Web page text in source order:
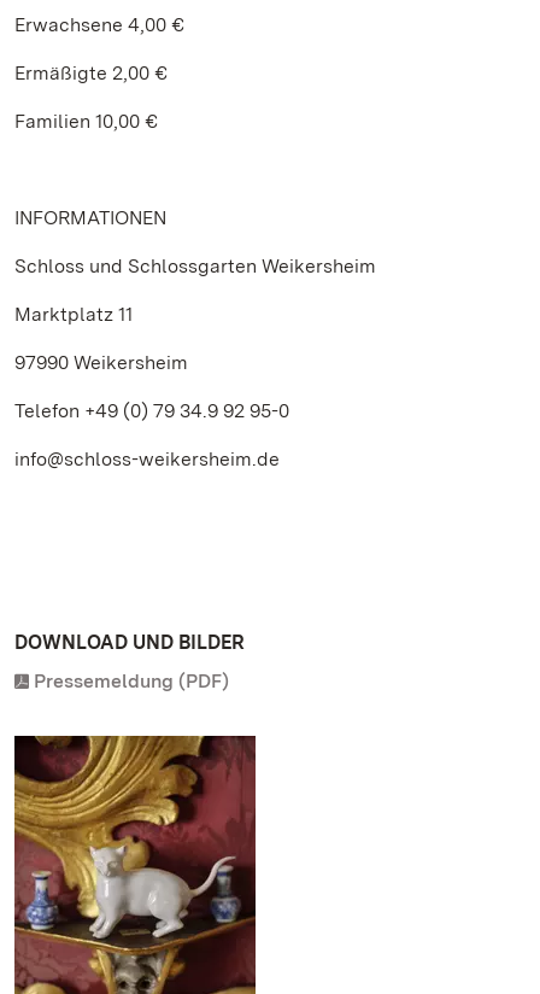
Erwachsene 4,00 €
Ermäßigte 2,00 €
Familien 10,00 €
INFORMATIONEN
Schloss und Schlossgarten Weikersheim
Marktplatz 11
97990 Weikersheim
Telefon +49 (0) 79 34.9 92 95-0
info@schloss-weikersheim.de
DOWNLOAD UND BILDER
Pressemeldung (PDF)